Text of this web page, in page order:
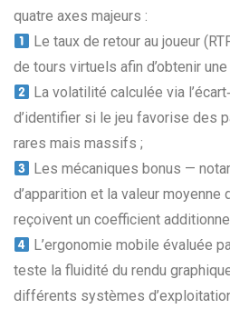
quatre axes majeurs :
Le taux de retour au joueur
de tours virtuels afin d’obtenir
La volatilité calculée via
d’identifier si le jeu favorise des
rares mais massifs ;
Les mécaniques bonus —
d’apparition et la valeur
reçoivent un coefficient
L’ergonomie mobile évaluée
teste la fluidité du rendu
différents systèmes